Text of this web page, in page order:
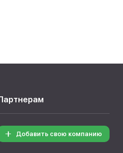
Добавить свою компанию